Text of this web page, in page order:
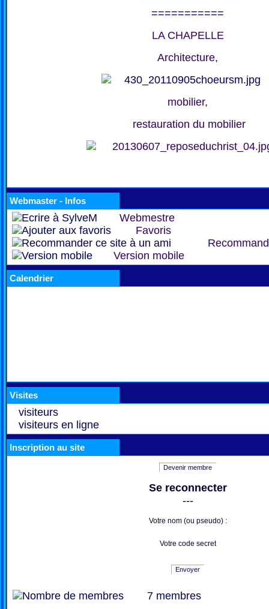
===========
LA CHAPELLE
Architecture,
mobilier,
restauration du mobilier
Webmaster - Infos
Webmestre
Favoris
Version mobile
Calendrier
Visites
visiteurs
visiteurs en ligne
Inscription au site
Devenir membre
Se reconnecter
---
Votre nom (ou pseudo) :
Votre code secret
Envoyer
7 membres